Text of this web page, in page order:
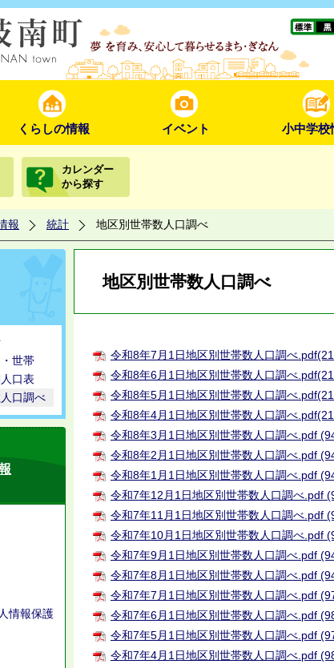
くらしの情報 イベント 小中学校
カレンダー
から探す
報 統計 地区別世帯数人口調べ
世帯
口表
口調べ
情報保護
地区別世帯数人口調べ
令和8年7月1日地区別世帯数人口調べ
令和8年6月1日地区別世帯数人口調べ
令和8年5月1日地区別世帯数人口調べ
令和8年4月1日地区別世帯数人口調べ
令和8年3月1日地区別世帯数人口調べ.pdf
令和8年2月1日地区別世帯数人口調べ.pdf
令和8年1月1日地区別世帯数人口調べ.pdf
令和7年12月1日地区別世帯数人口調べ.pdf
令和7年11月1日地区別世帯数人口調べ.pdf
令和7年10月1日地区別世帯数人口調べ.pdf
令和7年9月1日地区別世帯数人口調べ.pdf
令和7年8月1日地区別世帯数人口調べ.pdf
令和7年7月1日地区別世帯数人口調べ.pdf
令和7年6月1日地区別世帯数人口調べ.pdf
令和7年5月1日地区別世帯数人口調べ.pdf
令和7年4月1日地区別世帯数人口調べ.pdf